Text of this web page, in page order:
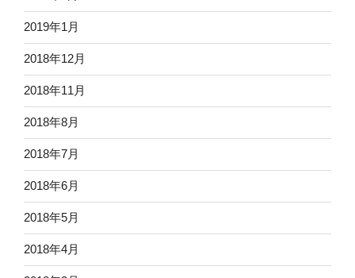
2019年1月
2018年12月
2018年11月
2018年8月
2018年7月
2018年6月
2018年5月
2018年4月